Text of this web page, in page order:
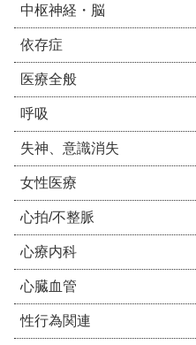
中枢神経・脳
依存症
医療全般
呼吸
失神、意識消失
女性医療
心拍/不整脈
心療内科
心臓血管
性行為関連